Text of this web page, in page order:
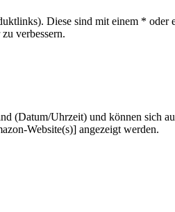
Diese sind mit einem *
verbessern.
(Datum/Uhrzeit) und können sich
Website(s)] angezeigt werden.